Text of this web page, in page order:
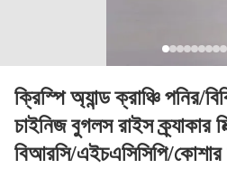
ক্রিস্পি অ্যান্ড ক্রাঞ্চি পনির/
চাইনিজ বুগলস রাইস ক্র্যাকার
বিআরসি/এইচএসিসিপি/কোশার